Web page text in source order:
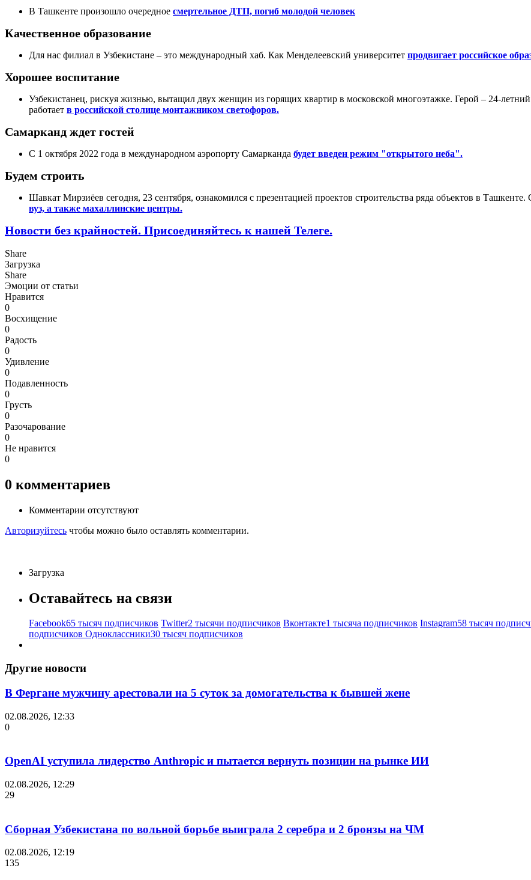
В Ташкенте произошло очередное смертельное ДТП, погиб молодой человек
Качественное образование
Для нас филиал в Узбекистане – это международный хаб. Как Менделеевский университет продвигает российское
Хорошее воспитание
Узбекистанец, рискуя жизнью, вытащил двух женщин из горящих квартир в московской многоэтажке. Герой – 24-
работает в российской столице монтажником светофоров.
Самарканд ждет гостей
С 1 октября 2022 года в международном аэропорту Самарканда будет введен режим "открытого неба".
Будем строить
Шавкат Мирзиёев сегодня, 23 сентября, ознакомился с презентацией проектов строительства ряда объектов в
вуз, а также махаллинские центры.
Новости без крайностей. Присоединяйтесь к нашей Телеге.
Share
Загрузка
Share
Эмоции от статьи
Нравится
0
Восхищение
0
Радость
0
Удивление
0
Подавленность
0
Грусть
0
Разочарование
0
Не нравится
0
0 комментариев
Комментарии отсутствуют
Авторизуйтесь чтобы можно было оставлять комментарии.
Загрузка
Оставайтесь на связи
Facebook65 тысяч подписчиков Twitter2 тысячи подписчиков Вконтакте1 тысяча подписчиков Instagram58 тысяч
подписчиков Одноклассники30 тысяч подписчиков
Другие новости
В Фергане мужчину арестовали на 5 суток за домогательства к бывшей жене
02.08.2026, 12:33
0
OpenAI уступила лидерство Anthropic и пытается вернуть позиции на рынке ИИ
02.08.2026, 12:29
29
Сборная Узбекистана по вольной борьбе выиграла 2 серебра и 2 бронзы на ЧМ
02.08.2026, 12:19
135